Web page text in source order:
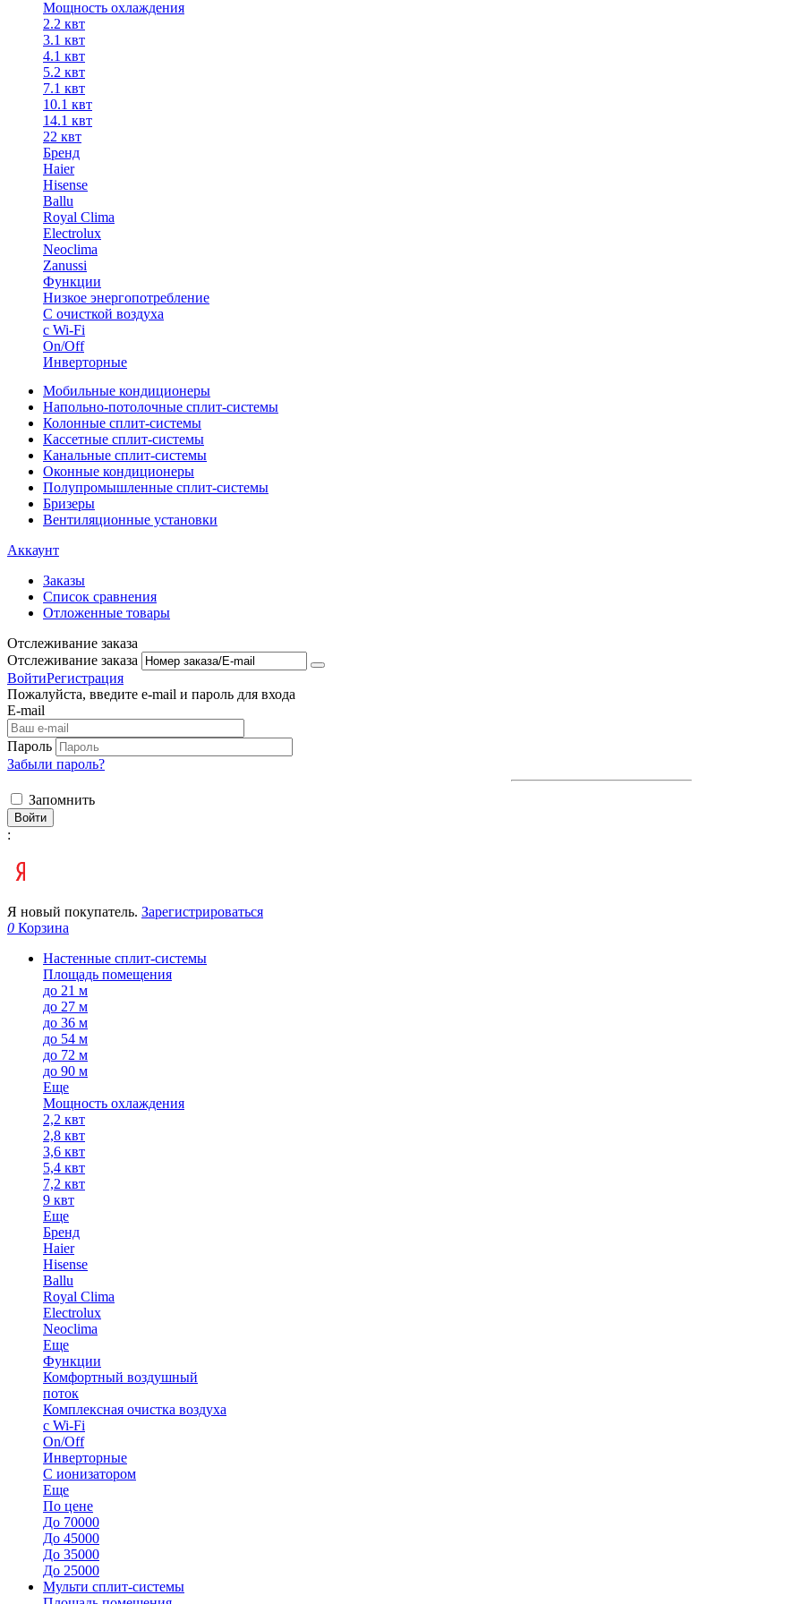
Мощность охлаждения
2.2 квт
3.1 квт
4.1 квт
5.2 квт
7.1 квт
10.1 квт
14.1 квт
22 квт
Бренд
Haier
Hisense
Ballu
Royal Clima
Electrolux
Neoclima
Zanussi
Функции
Низкое энергопотребление
С очисткой воздуха
с Wi-Fi
On/Off
Инверторные
Мобильные кондиционеры
Напольно-потолоч​ные ​сплит-системы
Колонные ​​сплит-системы
Кассетные сплит-системы
Канальные сплит-системы
Оконные кондиционеры
Полупромышленные сплит-системы
Бризеры
Вентиляционные установки
Аккаунт
Заказы
Список сравнения
Отложенные товары
Отслеживание заказа
Отслеживание заказа
ВойтиРегистрация
Пожалуйста, введите e-mail и пароль для входа
E-mail
Пароль
Забыли пароль?
Запомнить
Войти
:
Я новый покупатель. Зарегистрироваться
0 Корзина
Настенные сплит-системы
Площадь помещения
до 21 м
до 27 м
до 36 м
до 54 м
до 72 м
до 90 м
Еще
Мощность охлаждения
2,2 квт
2,8 квт
3,6 квт
5,4 квт
7,2 квт
9 квт
Еще
Бренд
Haier
Hisense
Ballu
Royal Clima
Electrolux
Neoclima
Еще
Функции
Комфортный воздушный
поток
Комплексная очистка воздуха
с Wi-Fi
On/Off
Инверторные
С ионизатором
Еще
По цене
До 70000
До 45000
До 35000
До 25000
Мульти сплит-системы